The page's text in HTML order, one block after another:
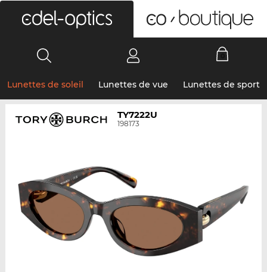
Lunettes de soleil Lunettes de vue Lunettes de sport
TY7222U
198173